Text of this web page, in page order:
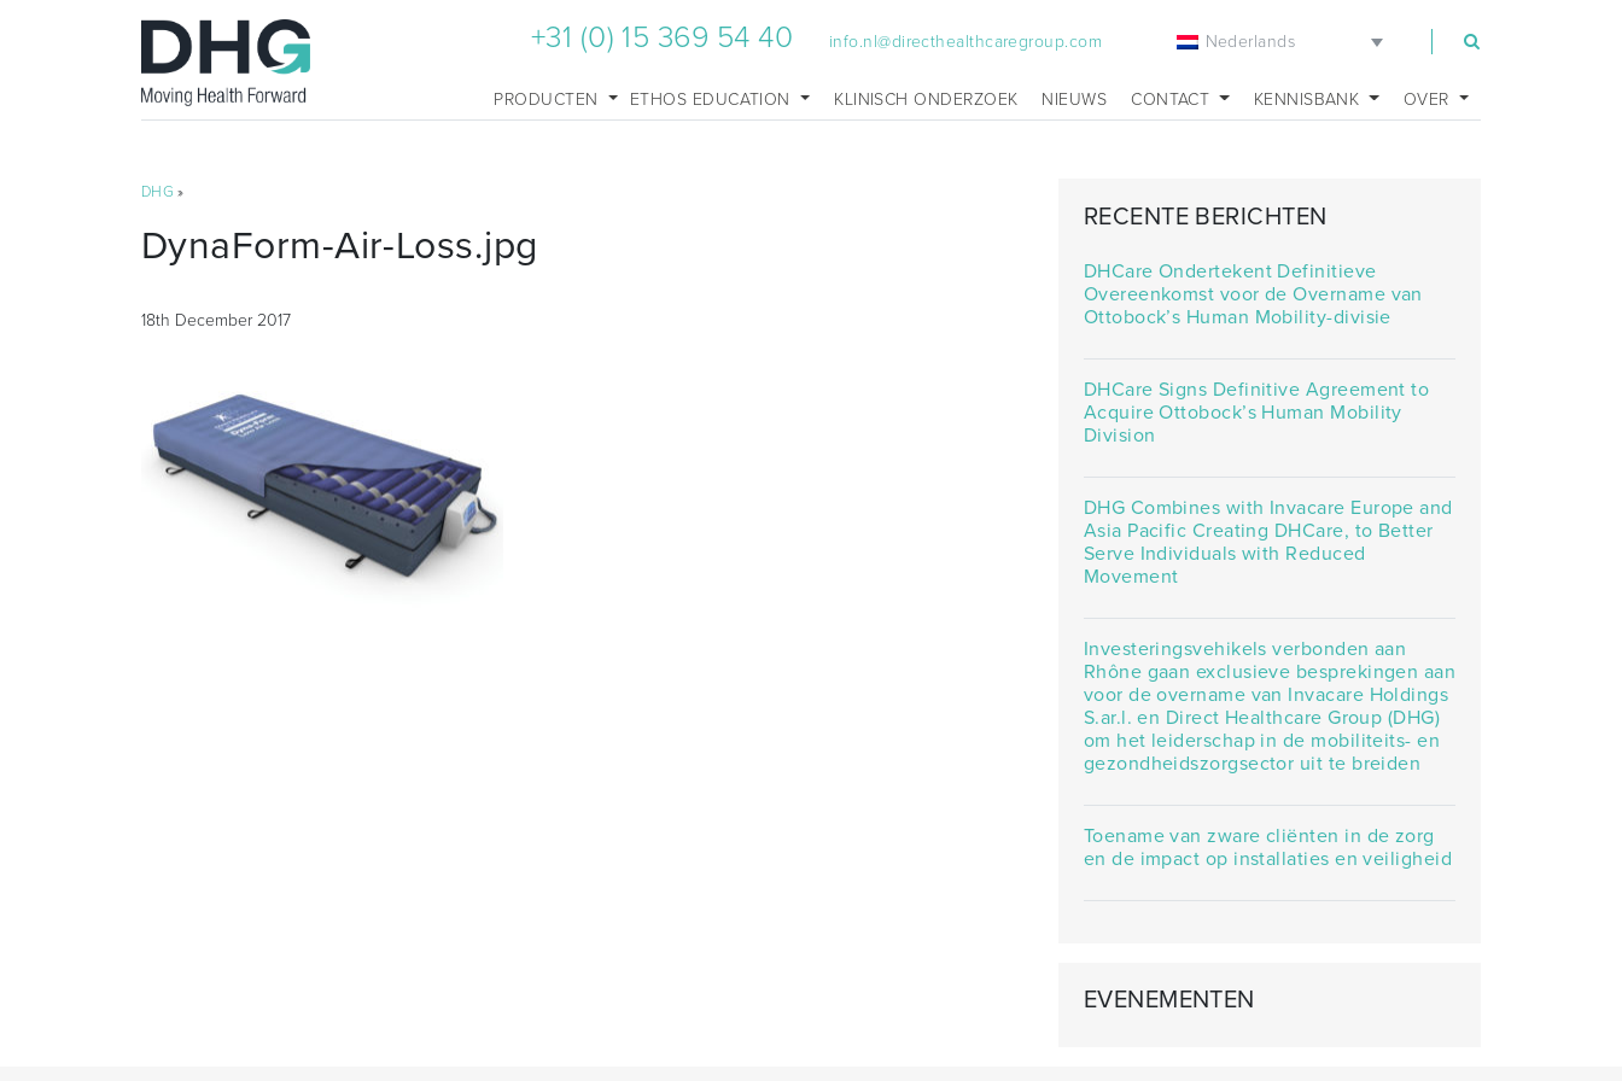
+31 (0) 15 369 54 40 info.nl@directhealthcaregroup.com Nederlands
PRODUCTEN ETHOS EDUCATION KLINISCH ONDERZOEK NIEUWS CONTACT KENNISBANK OVER
DHG »
DynaForm-Air-Loss.jpg
18th December 2017
RECENTE BERICHTEN
DHCare Ondertekent Definitieve
Overeenkomst voor de Overname van
Ottobock’s Human Mobility-divisie
DHCare Signs Definitive Agreement to
Acquire Ottobock’s Human Mobility
Division
DHG Combines with Invacare Europe and
Asia Pacific Creating DHCare, to Better
Serve Individuals with Reduced
Movement
Investeringsvehikels verbonden aan
Rhône gaan exclusieve besprekingen aan
voor de overname van Invacare Holdings
S.ar.l. en Direct Healthcare Group (DHG)
om het leiderschap in de mobiliteits- en
gezondheidszorgsector uit te breiden
Toename van zware cliënten in de zorg
en de impact op installaties en veiligheid
EVENEMENTEN